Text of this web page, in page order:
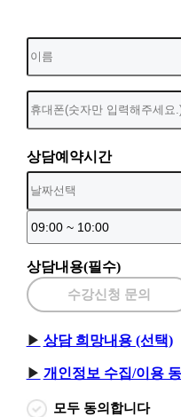
상담예약시간
상담내용(필수)
수강신청 문의
상담 희망내용 (선택)
개인정보 수집/이용
모두 동의합니다